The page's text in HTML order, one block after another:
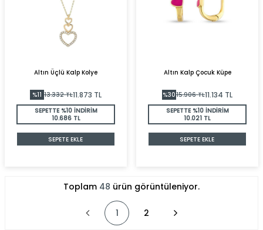
Altın Üçlü Kalp Kolye
%11 13.332TL11.873 TL
SEPETTE %10 İNDİRİM
10.686 TL
SEPETE EKLE
Altın Kalp Çocuk Küpe
%3015.906TL11.134 TL
SEPETTE %10 İNDİRİM
10.021 TL
SEPETE EKLE
Toplam 48 ürün görüntüleniyor.
1 2